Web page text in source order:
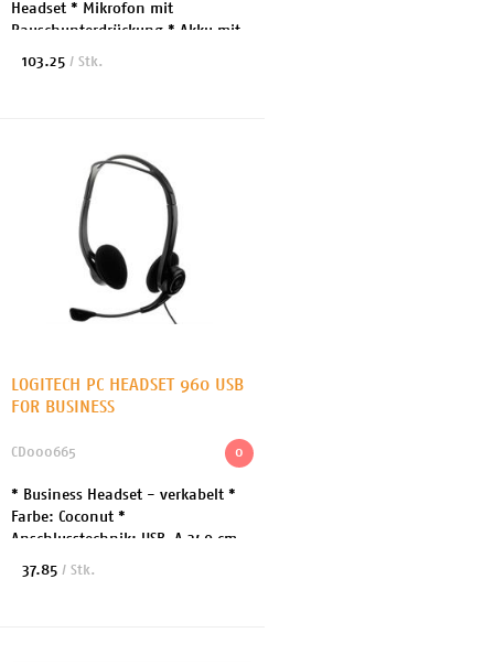
Headset * Mikrofon mit
Rauschunterdrückung * Akku mit
bis zu 6 h Laufzeit * Bedienung
103.25 / Stk.
LOGITECH PC HEADSET 960 USB
FOR BUSINESS
0
CD000665
* Business Headset - verkabelt *
Farbe: Coconut *
Anschlusstechnik: USB-A 240 cm
lange Kabel für ausreichend
37.85 / Stk.